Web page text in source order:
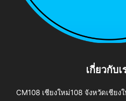
เกี่ยวกับเ
CM108 เชียงใหม่108 จังหวัดเชีย